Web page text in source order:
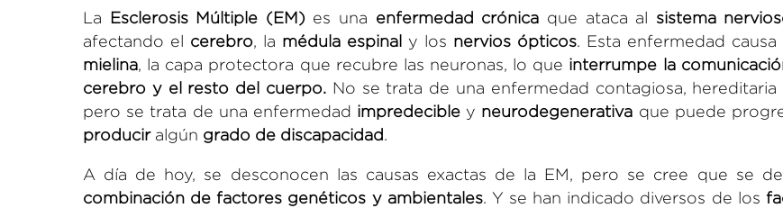
La Esclerosis Múltiple (EM) es una enfermedad crónica que ataca al sistema
afectando el cerebro, la médula espinal y los nervios ópticos. Esta enfermedad causa
mielina, la capa protectora que recubre las neuronas, lo que interrumpe la
cerebro y el resto del cuerpo. No se trata de una enfermedad contagiosa, hereditaria
pero se trata de una enfermedad impredecible y neurodegenerativa que puede
produciralgún grado de discapacidad.
A día de hoy, se desconocen las causas exactas de la EM, pero se cree que se
combinación de factores genéticos y ambientales. Y se han indicado diversos de los